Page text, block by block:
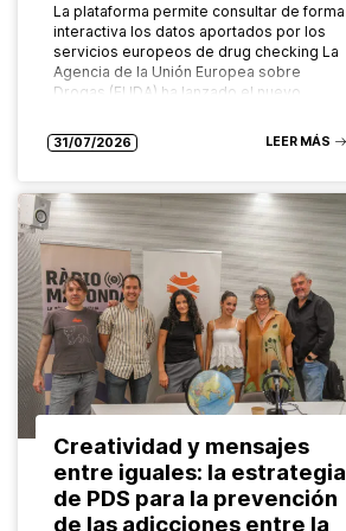
La plataforma permite consultar de forma
interactiva los datos aportados por los
servicios europeos de drug checking La
Agencia de la Unión Europea sobre
Drogas (EUDA) ha lanzado el nuevo…
31/07/2026 LEER MÁS
Creatividad y mensajes
entre iguales: la estrategia
de PDS para la prevención
de las adicciones entre la